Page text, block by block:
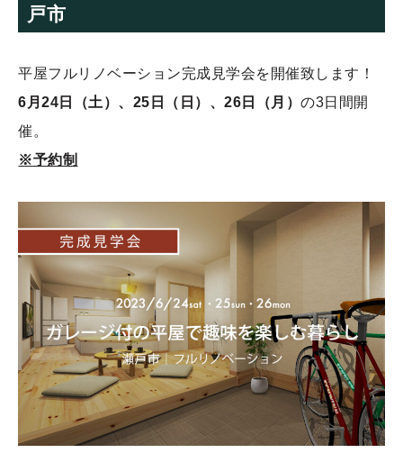
戸市
平屋フルリノベーション完成見学会を開催致します！
6月24日（土）、25日（日）、26日（月）の3日間開
催。
※予約制